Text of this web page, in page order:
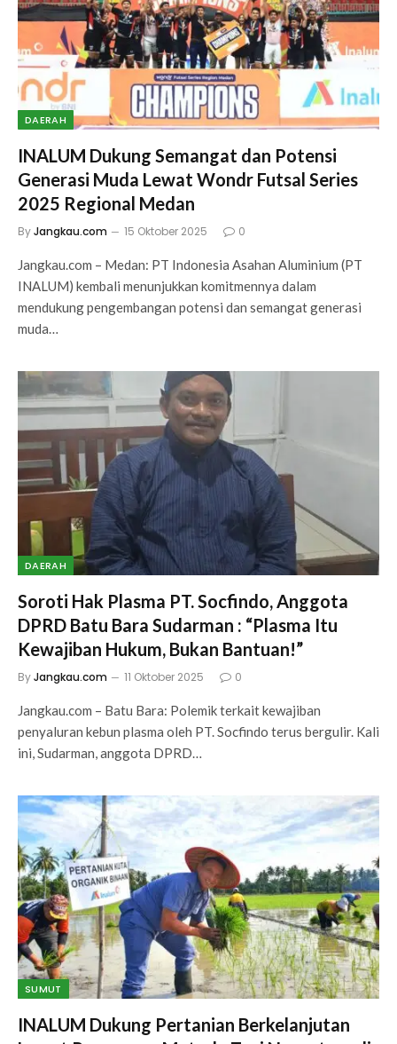
DAERAH
INALUM Dukung Semangat dan Potensi
Generasi Muda Lewat Wondr Futsal Series
2025 Regional Medan
ByJangkau.com 15 Oktober 2025 0
Jangkau.com – Medan: PT Indonesia Asahan Aluminium (PT
INALUM) kembali menunjukkan komitmennya dalam
mendukung pengembangan potensi dan semangat generasi
muda…
DAERAH
Soroti Hak Plasma PT. Socfindo, Anggota
DPRD Batu Bara Sudarman : “Plasma Itu
Kewajiban Hukum, Bukan Bantuan!”
ByJangkau.com 11 Oktober 2025 0
Jangkau.com – Batu Bara: Polemik terkait kewajiban
penyaluran kebun plasma oleh PT. Socfindo terus bergulir. Kali
ini, Sudarman, anggota DPRD…
SUMUT
INALUM Dukung Pertanian Berkelanjutan